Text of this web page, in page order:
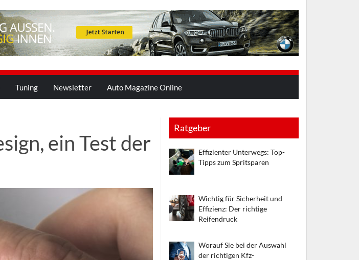
Tuning Newsletter Auto Magazine Online
ein Test der
Ratgeber
Effizienter Unterwegs: Top-
Tipps zum Spritsparen
Wichtig für Sicherheit und
Effizienz: Der richtige
Reifendruck
Worauf Sie bei der Auswahl
der richtigen Kfz-